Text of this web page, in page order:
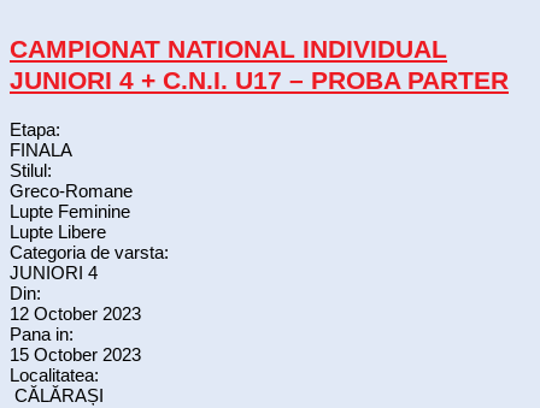
CAMPIONAT NATIONAL INDIVIDUAL
JUNIORI 4 + C.N.I. U17 – PROBA PARTER
Etapa:
FINALA
Stilul:
Greco-Romane
Lupte Feminine
Lupte Libere
Categoria de varsta:
JUNIORI 4
Din:
12 October 2023
Pana in:
15 October 2023
Localitatea:
CĂLĂRAȘI